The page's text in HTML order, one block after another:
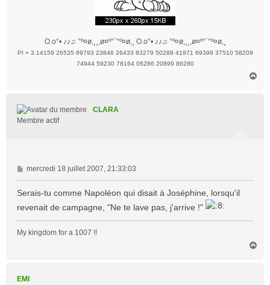
O.o°• ♪♪♫ °º¤ø,¸¸,ø¤º°`°º¤ø,¸ O.o°• ♪♪♫ °º¤ø,¸¸,ø¤º°`°º¤ø,¸
PI = 3.14159 26535 89793 23846 26433 83279 50288 41971 69399 37510 58209
74944 59230 78164 06286 20899 86280
CLARA
Membre actif
M
e
s
a
g
e
mercredi 18 juillet 2007, 21:33:03
Serais-tu comme Napoléon qui disait à Joséphine, lorsqu'il
revenait de campagne, "Ne te lave pas, j'arrive !"
My kingdom for a 1007 !!
EMI